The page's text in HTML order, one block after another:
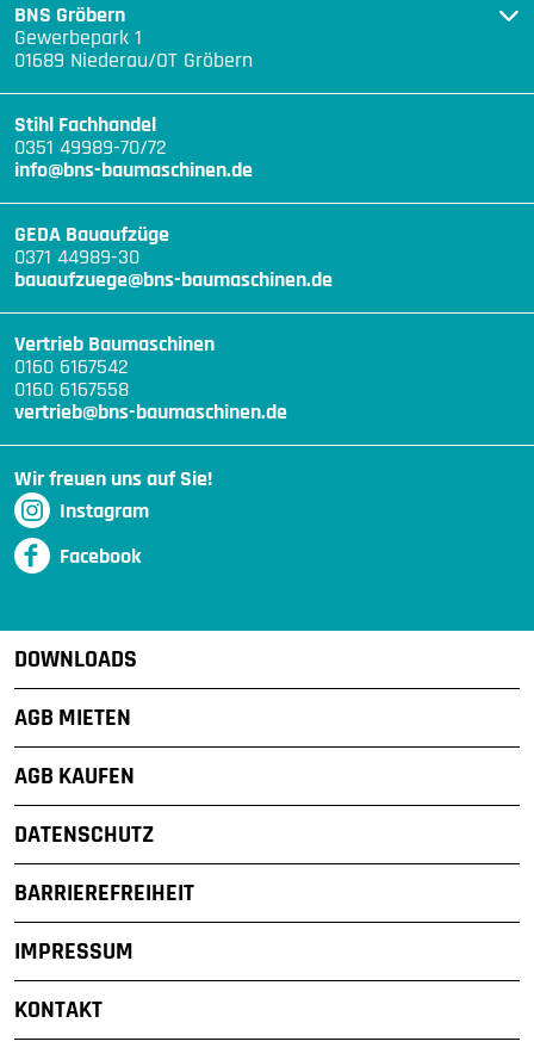
BNS Gröbern
Gewerbepark 1
01689 Niederau/OT Gröbern
Stihl Fachhandel
0351 49989-70/72
info@bns-baumaschinen.de
GEDA Bauaufzüge
0371 44989-30
bauaufzuege@bns-baumaschinen.de
Vertrieb Baumaschinen
0160 6167542
0160 6167558
vertrieb@bns-baumaschinen.de
Wir freuen uns auf Sie!
Instagram
Facebook
DOWNLOADS
AGB MIETEN
AGB KAUFEN
DATENSCHUTZ
BARRIEREFREIHEIT
IMPRESSUM
KONTAKT